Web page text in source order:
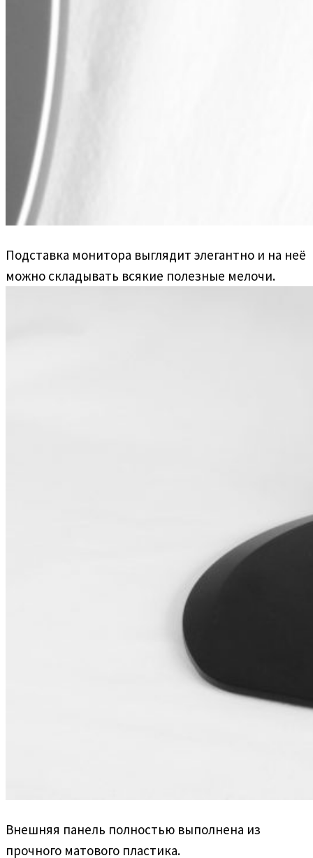
Подставка монитора выглядит элегантно и на неё
можно складывать всякие полезные мелочи.
Внешняя панель полностью выполнена из
прочного матового пластика.